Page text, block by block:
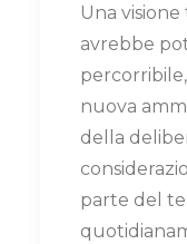
Una
avrebbe
nuova
della
parte del